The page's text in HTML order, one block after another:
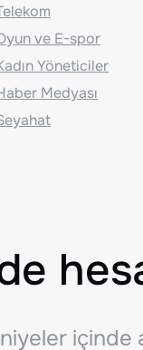
ve E-spor
Yöneticiler
Medyası